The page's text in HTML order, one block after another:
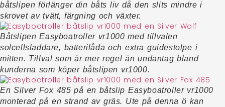
båtslipen förlänger din båts liv då den slits mindre i
skrovet av tvätt, färgning och växter.
Båtslipen Easyboatroller vr1000 med tillvalen
solcellsladdare, batterilåda och extra guidestolpe i
mitten. Tillval som är mer regel än undantag bland
kunderna som köper båtslipen vr1000.
En Silver Fox 485 på en båtslip Easyboatroller vr1000
monterad på en strand av gräs. Ute på denna ö kan